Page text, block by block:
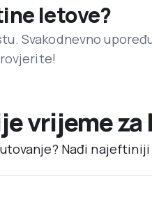
letove?
Svakodnevno
vrijeme
Nađi